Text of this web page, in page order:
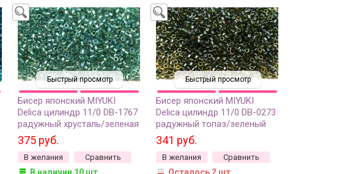
Быстрый просмотр
Бисер японский MIYUKI
Delica цилиндр 11/0 DB-1767
радужный хрусталь/зеленая
вода, сверкающий/
окрашенный изнутри, 5
грамм
375 руб.
В желания Сравнить
В наличии 10 шт.
Быстрый просмотр
Бисер японский MIYUKI
Delica цилиндр 11/0 DB-0273
радужный топаз/зеленый
лес, окрашенный изнутри, 5
грамм
341 руб.
В желания Сравнить
Осталось 2 шт.